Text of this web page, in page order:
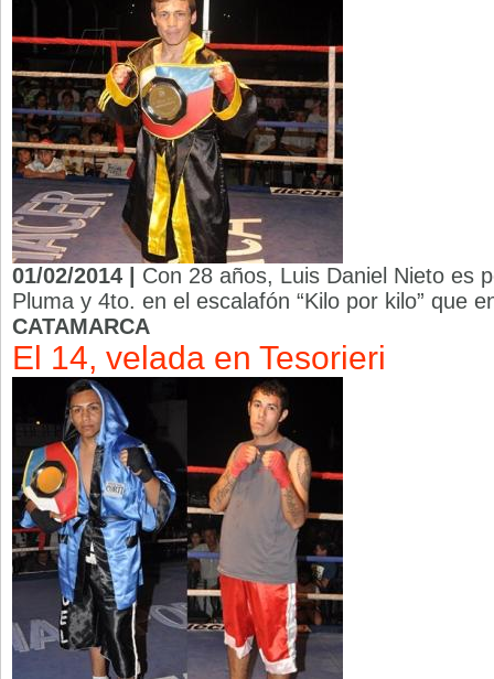
01/02/2014 | Con 28 años, Luis Daniel Nieto es
Pluma y 4to. en el escalafón “Kilo por kilo” que
CATAMARCA
El 14, velada en Tesorieri